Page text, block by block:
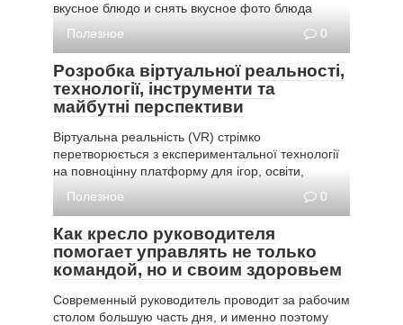
вкусное блюдо и снять вкусное фото блюда
Полезное
0
Розробка віртуальної реальності,
технології, інструменти та
майбутні перспективи
Віртуальна реальність (VR) стрімко
перетворюється з експериментальної технології
на повноцінну платформу для ігор, освіти,
Полезное
0
Как кресло руководителя
помогает управлять не только
командой, но и своим здоровьем
Современный руководитель проводит за рабочим
столом большую часть дня, и именно поэтому